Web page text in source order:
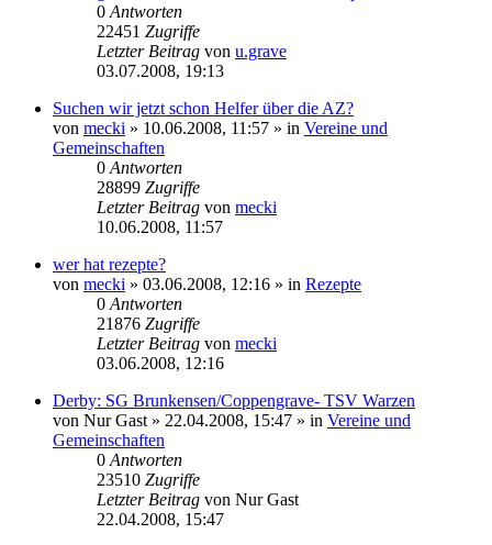
0 Antworten
22451 Zugriffe
Letzter Beitrag von u.grave
03.07.2008, 19:13
Suchen wir jetzt schon Helfer über die AZ?
von mecki » 10.06.2008, 11:57 » in Vereine und
Gemeinschaften
0 Antworten
28899 Zugriffe
Letzter Beitrag von mecki
10.06.2008, 11:57
wer hat rezepte?
von mecki » 03.06.2008, 12:16 » in Rezepte
0 Antworten
21876 Zugriffe
Letzter Beitrag von mecki
03.06.2008, 12:16
Derby: SG Brunkensen/Coppengrave- TSV Warzen
von Nur Gast » 22.04.2008, 15:47 » in Vereine und
Gemeinschaften
0 Antworten
23510 Zugriffe
Letzter Beitrag von Nur Gast
22.04.2008, 15:47